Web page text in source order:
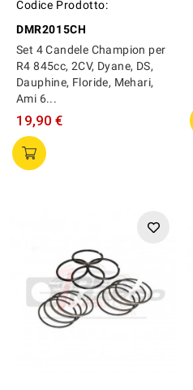
Codice Prodotto:
DMR2015CH
Set 4 Candele Champion per
R4 845cc, 2CV, Dyane, DS,
Dauphine, Floride, Mehari,
Ami 6...
19,90 €